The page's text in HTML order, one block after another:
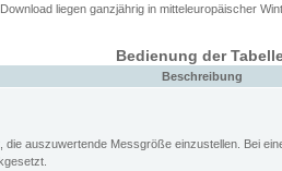
liegen ganzjährig in mitteleuropäischer
Bedienung der
Beschreibung
die auszuwertende Messgröße einzustellen. Bei